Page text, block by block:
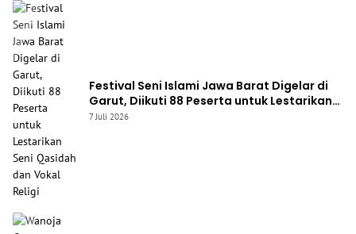
Festival Seni Islami Jawa Barat Digelar di
Garut, Diikuti 88 Peserta untuk Lestarikan
Seni Qasidah dan Vokal Religi
7 Juli 2026